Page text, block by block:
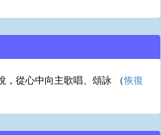
，從心中向主歌唱、頌詠 （恢復